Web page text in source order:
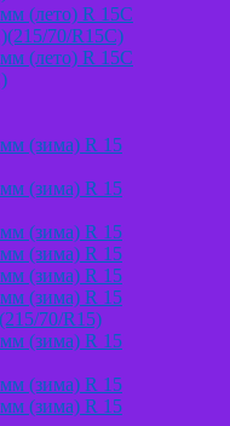
(лето) R 15С
70/R15C)
(лето) R 15С
(зима) R 15
(зима) R 15
(зима) R 15
(зима) R 15
(зима) R 15
(зима) R 15
70/R15)
(зима) R 15
(зима) R 15
(зима) R 15